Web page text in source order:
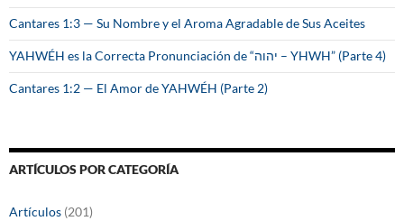
Cantares 1:3 — Su Nombre y el Aroma Agradable de Sus Aceites
YAHWÉH es la Correcta Pronunciación de “יהוה – YHWH” (Parte 4)
Cantares 1:2 — El Amor de YAHWÉH (Parte 2)
ARTÍCULOS POR CATEGORÍA
Artículos (201)